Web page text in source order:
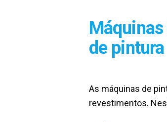
de pintura
As máquinas de
revestimentos.